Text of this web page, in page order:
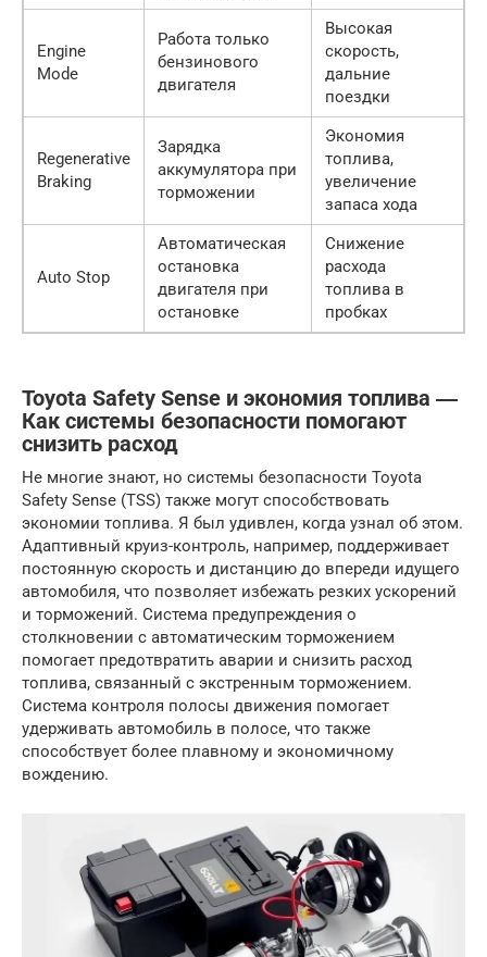
Engine
Mode
Работа только
бензинового
двигателя
Высокая
скорость,
дальние
поездки
Regenerative
Braking
Зарядка
аккумулятора при
торможении
Экономия
топлива,
увеличение
запаса хода
Auto Stop
Автоматическая
остановка
двигателя при
остановке
Снижение
расхода
топлива в
пробках
Toyota Safety Sense и экономия топлива ―
Как системы безопасности помогают
снизить расход
Не многие знают, но системы безопасности Toyota
Safety Sense (TSS) также могут способствовать
экономии топлива. Я был удивлен, когда узнал об этом.
Адаптивный круиз-контроль, например, поддерживает
постоянную скорость и дистанцию до впереди идущего
автомобиля, что позволяет избежать резких ускорений
и торможений. Система предупреждения о
столкновении с автоматическим торможением
помогает предотвратить аварии и снизить расход
топлива, связанный с экстренным торможением.
Система контроля полосы движения помогает
удерживать автомобиль в полосе, что также
способствует более плавному и экономичному
вождению.